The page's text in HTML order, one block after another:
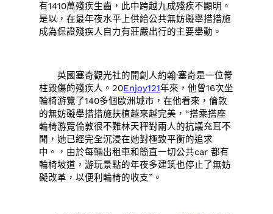
有1410萬殘疾生齒，此中跨越九成殘疾不顯明。
是以，在最年夜水平上供給公共無妨礙舉措措施
成為保證殘疾人自力有莊嚴出行的主要舉動。
英國塞奇觀光社的開創人約翰·塞奇是一位脊
柱毀傷的殘疾人。20Enjoy121年來，他曾16次坐
輪椅游覽了140多個歐洲城市，在他看來，倫敦
的無妨礙舉措措施扶植越來越完美，“搭乘搭座
輪椅游覽倫敦很不難林天秤對兩人的抗議充耳不
聞，她已經完全沉浸在她對極致平衡的追求
中。，由於每輛出租車和簡直一切公共car 都有
輪椅坡道，游玩景點的年夜多建筑也停止了無妨
礙改革，以便利輪椅的收支”。